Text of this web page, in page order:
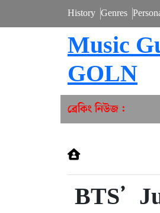
History Genres
Music
GOLN
ব্রেকিং নিউজ :
BTS’